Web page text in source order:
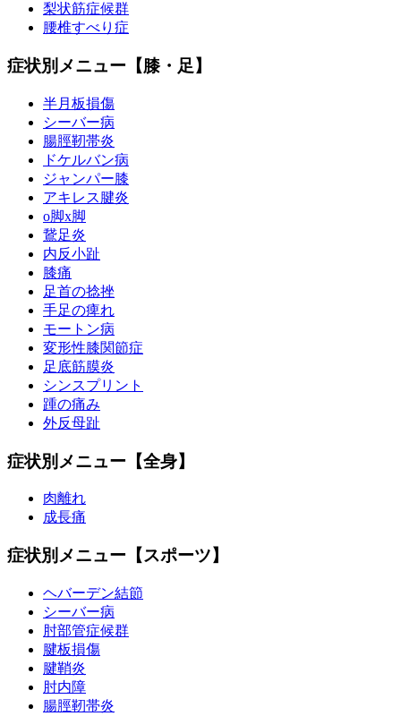
梨状筋症候群
腰椎すべり症
症状別メニュー【膝・足】
半月板損傷
シーバー病
腸脛靭帯炎
ドケルバン病
ジャンパー膝
アキレス腱炎
o脚x脚
鵞足炎
内反小趾
膝痛
足首の捻挫
手足の痺れ
モートン病
変形性膝関節症
足底筋膜炎
シンスプリント
踵の痛み
外反母趾
症状別メニュー【全身】
肉離れ
成長痛
症状別メニュー【スポーツ】
ヘバーデン結節
シーバー病
肘部管症候群
腱板損傷
腱鞘炎
肘内障
腸脛靭帯炎